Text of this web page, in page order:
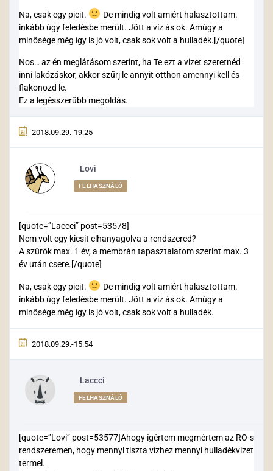
Na, csak egy picit.
De mindig volt amiért halasztottam.
inkább úgy feledésbe merült. Jött a víz ás ok. Amúgy a
minősége még így is jó volt, csak sok volt a hulladék.[/quote]
Nos… az én meglátásom szerint, ha Te ezt a vizet szeretnéd
inni lakózáskor, akkor szűrj le annyit otthon amennyi kell és
flakonozd le.
Ez a legésszerűbb megoldás.
2018.09.29.-19:25
Lovi
FELHASZNÁLÓ
[quote=”Laccci” post=53578]
Nem volt egy kicsit elhanyagolva a rendszered?
A szűrök max. 1 év, a membrán tapasztalatom szerint max. 3
év után csere.[/quote]
Na, csak egy picit.
De mindig volt amiért halasztottam.
inkább úgy feledésbe merült. Jött a víz ás ok. Amúgy a
minősége még így is jó volt, csak sok volt a hulladék.
2018.09.29.-15:54
Laccci
FELHASZNÁLÓ
[quote=”Lovi” post=53577]Ahogy ígértem megmértem az RO-s
rendszeremen, hogy mennyi tiszta vízhez mennyi hulladékvizet
termel.